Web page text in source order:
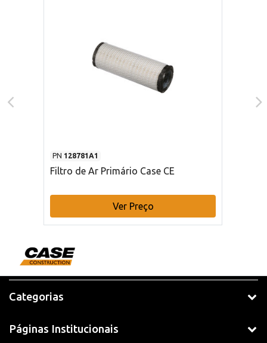
PN 128781A1
Filtro de Ar Primário Case CE
Ver Preço
Categorias
Páginas Institucionais